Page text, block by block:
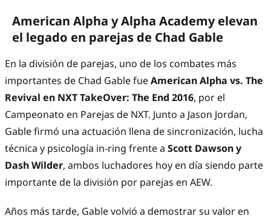
American Alpha y Alpha Academy elevan
el legado en parejas de Chad Gable
En la división de parejas, uno de los combates más
importantes de Chad Gable fueAmerican Alpha vs. The
Revival en NXT TakeOver: The End 2016, por el
Campeonato en Parejas de NXT. Junto a Jason Jordan,
Gable firmó una actuación llena de sincronización, lucha
técnica y psicología in-ring frente a Scott Dawson y
Dash Wilder, ambos luchadores hoy en día siendo parte
importante de la división por parejas en AEW.
Años más tarde, Gable volvió a demostrar su valor en